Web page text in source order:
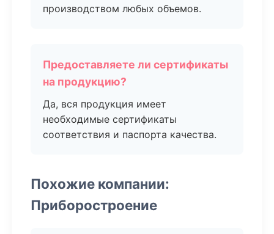
производством любых объемов.
Предоставляете ли сертификаты
на продукцию?
Да, вся продукция имеет
необходимые сертификаты
соответствия и паспорта качества.
Похожие компании:
Приборостроение